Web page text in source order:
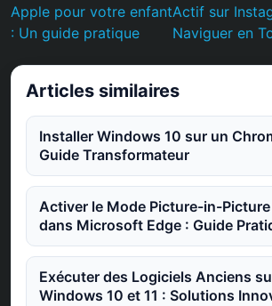
Apple pour votre enfant
: Un guide pratique
Actif sur
Naviguer en
Articles similaires
Installer Windows 10 sur un
Guide Transformateur
Activer le Mode Picture-in-Picture
dans Microsoft Edge : Guide
Exécuter des Logiciels Anciens
Windows 10 et 11 : Solutions